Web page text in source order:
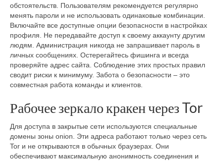
обстоятельств. Пользователям рекомендуется регулярно
менять пароли и не использовать одинаковые комбинации.
Включайте все доступные опции безопасности в настройках
профиля. Не передавайте доступ к своему аккаунту другим
людям. Администрация никогда не запрашивает пароль в
личных сообщениях. Остерегайтесь фишинга и всегда
проверяйте адрес сайта. Соблюдение этих простых правил
сводит риски к минимуму. Забота о безопасности – это
совместная работа команды и клиентов.
Рабочее зеркало кракен через Tor
Для доступа в закрытые сети используются специальные
домены зоны onion. Эти адреса работают только через сеть
Tor и не открываются в обычных браузерах. Они
обеспечивают максимальную анонимность соединения и